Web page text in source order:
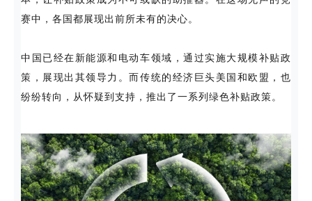
赛中，各国都展现出前所未有的决心。
中国已经在新能源和电动车领域，通过实施大规模补贴政
策，展现出其领导力。而传统的经济巨头美国和欧盟，也
纷纷转向，从怀疑到支持，推出了一系列绿色补贴政策。